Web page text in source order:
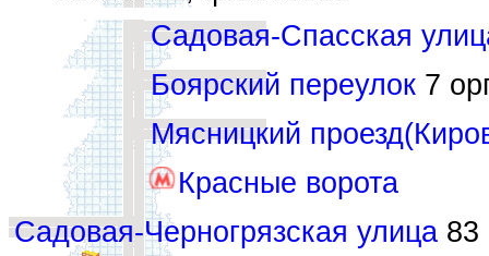
Садовая-Спасская
Боярский переулок 7
Мясницкий
Красные ворота
Садовая-Черногрязская улица 83